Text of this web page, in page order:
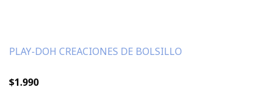
PLAY-DOH CREACIONES DE BOLSILLO
$1.990